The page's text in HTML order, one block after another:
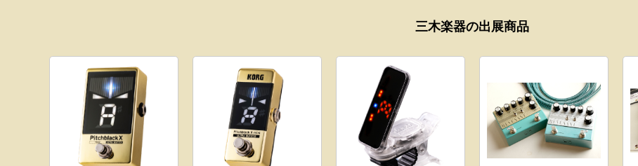
三木楽器の出展商品